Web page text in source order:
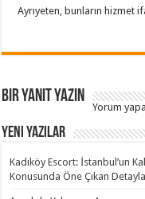
Ayrıyeten, bunların hizmet
Bir yanıt yazın
Yorum
Yeni Yazılar
Kadıköy Escort: İstanbul’un
Konusunda Öne Çıkan